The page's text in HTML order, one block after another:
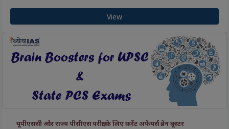
View
यूपीएससी और राज्य पीसीएस परीक्षा के लिए करेंट अफेयर्स ब्रेन बूस्टर